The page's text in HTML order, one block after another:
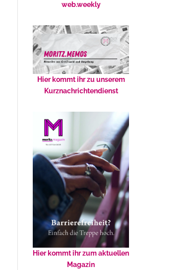
web.weekly
Hier kommt ihr zu unserem
Kurznachrichtendienst
Hier kommt ihr zum aktuellen
Magazin